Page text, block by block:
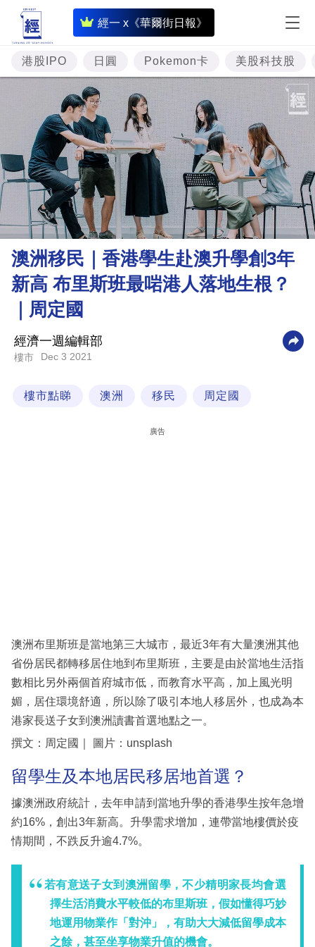
經一 x《華爾街日報》
即
時
財
經
專
題
投
資
樓
市
理
商
科
技
港股IPO 日圓 Pokemon卡 美股科技股
澳洲移民｜香港學生赴澳升學創3年
新高 布里斯班最啱港人落地生根？
｜周定國
經濟一週編輯部
樓市 Dec 3 2021
樓市點睇 澳洲 移民 周定國
廣告
澳洲布里斯班是當地第三大城市，最近3年有大量澳洲其他
省份居民都轉移居住地到布里斯班，主要是由於當地生活指
數相比另外兩個首府城市低，而教育水平高，加上風光明
媚，居住環境舒適，所以除了吸引本地人移居外，也成為本
港家長送子女到澳洲讀書首選地點之一。
撰文：周定國｜ 圖片：unsplash
留學生及本地居民移居地首選？
據澳洲政府統計，去年申請到當地升學的香港學生按年急增
約16%，創出3年新高。升學需求增加，連帶當地樓價於疫
情期間，不跌反升逾4.7%。
若有意送子女到澳洲留學，不少精明家長均會選
擇生活消費水平較低的布里斯班，假如懂得巧妙
地運用物業作「對沖」，有助大大減低留學成本
之餘，甚至坐享物業升值的機會。